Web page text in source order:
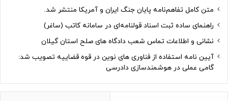
متن کامل تفاهم‌نامه پایان جنگ ایران و آمریکا منتشر شد.
راهنمای ساده ثبت اسناد قولنامه‌ای در سامانه کاتب (ساغر)
نشانی و اطلاعات تماس شعب دادگاه های صلح استان گیلان
آیین نامه استفاده از فناوری های نوین در قوه قضاییه تصویب شد:
گامی عملی در هوشمندسازی دادرسی